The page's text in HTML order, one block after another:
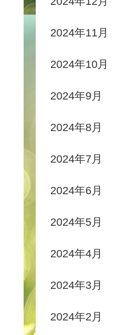
2024年11月
2024年10月
2024年9月
2024年8月
2024年7月
2024年6月
2024年5月
2024年4月
2024年3月
2024年2月